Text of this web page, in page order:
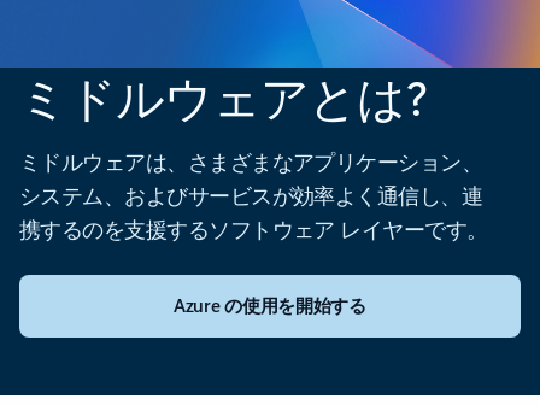
ミドルウェアとは?
ミドルウェアは、さまざまなアプリケーション、
システム、およびサービスが効率よく通信し、連
携するのを支援するソフトウェア レイヤーです。
Azure の使用を開始する